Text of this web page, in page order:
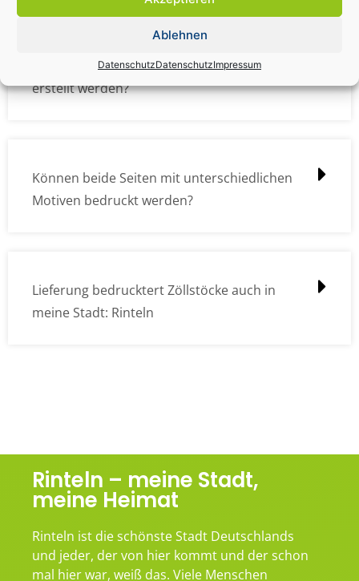
Ablehnen
DatenschutzDatenschutzImpressum
Wie müssen die Druckdateien angelegt /
erstellt werden?
Können beide Seiten mit unterschiedlichen
Motiven bedruckt werden?
Lieferung bedrucktert Zöllstöcke auch in
meine Stadt: Rinteln
Rinteln – meine Stadt,
meine Heimat
Rinteln ist die schönste Stadt Deutschlands
und jeder, der von hier kommt und der schon
mal hier war, weiß das. Viele Menschen